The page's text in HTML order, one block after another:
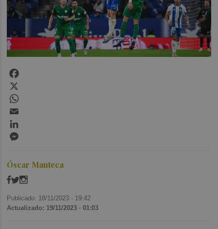
Óscar Manteca
Publicado: 18/11/2023 · 19:42
Actualizado: 19/11/2023 · 01:03